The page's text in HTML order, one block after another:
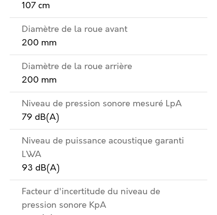
107 cm
Diamètre de la roue avant
200 mm
Diamètre de la roue arrière
200 mm
Niveau de pression sonore mesuré LpA
79 dB(A)
Niveau de puissance acoustique garanti
LWA
93 dB(A)
Facteur d'incertitude du niveau de
pression sonore KpA